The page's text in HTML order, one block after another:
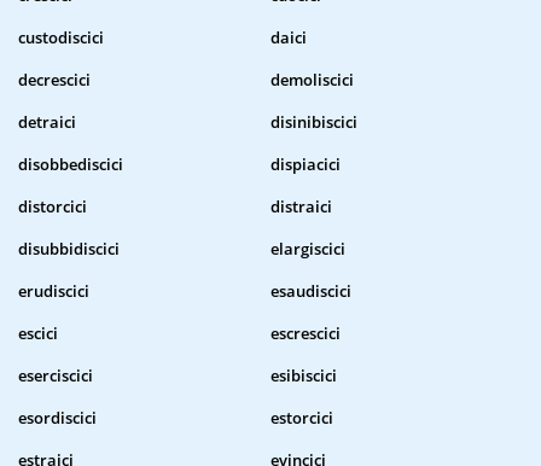
custodiscici
daici
decrescici
demoliscici
detraici
disinibiscici
disobbediscici
dispiacici
distorcici
distraici
disubbidiscici
elargiscici
erudiscici
esaudiscici
escici
escrescici
eserciscici
esibiscici
esordiscici
estorcici
estraici
evincici